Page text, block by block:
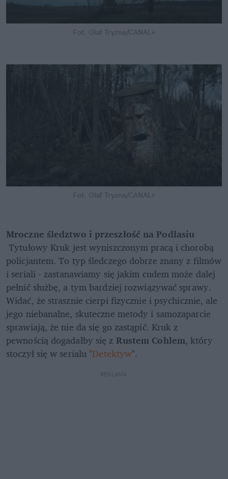
Fot. Olaf Tryzna/CANAL+
Fot. Olaf Tryzna/CANAL+
Mroczne śledztwo i przeszłość na Podlasiu
Tytułowy Kruk jest wyniszczonym pracą i chorobą
policjantem. To typ śledczego dobrze znany z filmów
i seriali - zastanawiamy się jakim cudem może dalej
pełnić służbę, a tym bardziej rozwiązywać sprawy.
Widać, że strasznie cierpi fizycznie i psychicznie, ale
jego niebanalne, skuteczne metody i samozaparcie
sprawiają, że nie da się go zastąpić. Kruk z
pewnością dogadałby się z Rustem Cohlem, który
stoczył się w serialu "Detektyw".
REKLAMA